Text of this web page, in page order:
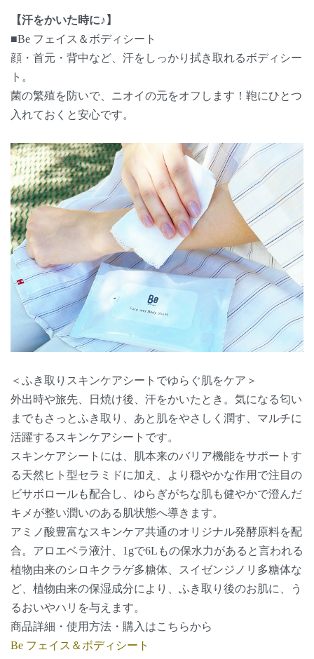
【汗をかいた時に♪】
■Be フェイス＆ボディシート
顔・首元・背中など、汗をしっかり拭き取れるボディシー
ト。
菌の繁殖を防いで、ニオイの元をオフします！鞄にひとつ
入れておくと安心です。
＜ふき取りスキンケアシートでゆらぐ肌をケア＞
外出時や旅先、日焼け後、汗をかいたとき。気になる匂い
までもさっとふき取り、あと肌をやさしく潤す、マルチに
活躍するスキンケアシートです。
スキンケアシートには、肌本来のバリア機能をサポートす
る天然ヒト型セラミドに加え、より穏やかな作用で注目の
ビサボロールも配合し、ゆらぎがちな肌も健やかで澄んだ
キメが整い潤いのある肌状態へ導きます。
アミノ酸豊富なスキンケア共通のオリジナル発酵原料を配
合。アロエベラ液汁、1gで6Lもの保水力があると言われる
植物由来のシロキクラゲ多糖体、スイゼンジノリ多糖体な
ど、植物由来の保湿成分により、ふき取り後のお肌に、う
るおいやハリを与えます。
商品詳細・使用方法・購入はこちらから
Be フェイス＆ボディシート